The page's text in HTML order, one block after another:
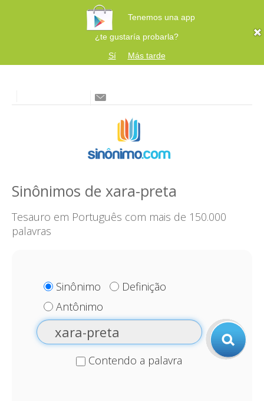
Tenemos una app
¿te gustaría probarla?
Sí
Más tarde
Sinônimos de xara-preta
Tesauro em Português com mais de 150.000
palavras
Sinônimo
Definição
Antônimo
Contendo a palavra